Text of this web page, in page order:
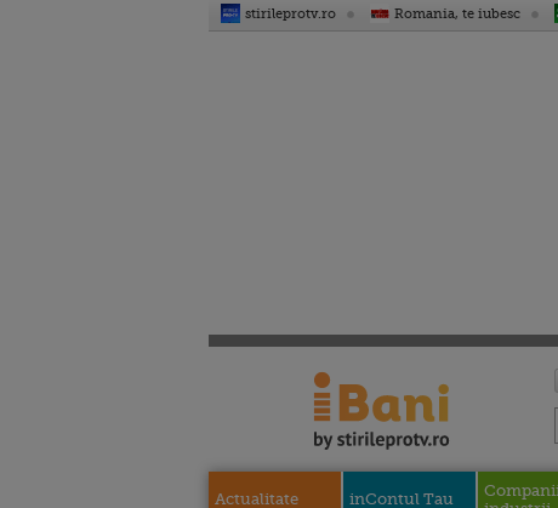
stirileprotv.ro Romania, te iubesc
Actualitate inContul Tau